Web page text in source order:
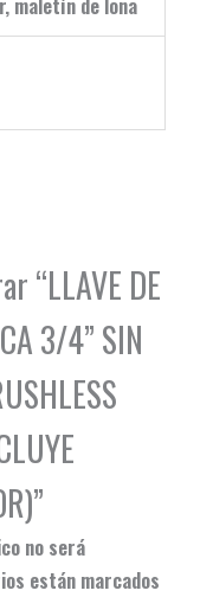
“LLAVE DE
3/4” SIN
no será
están marcados